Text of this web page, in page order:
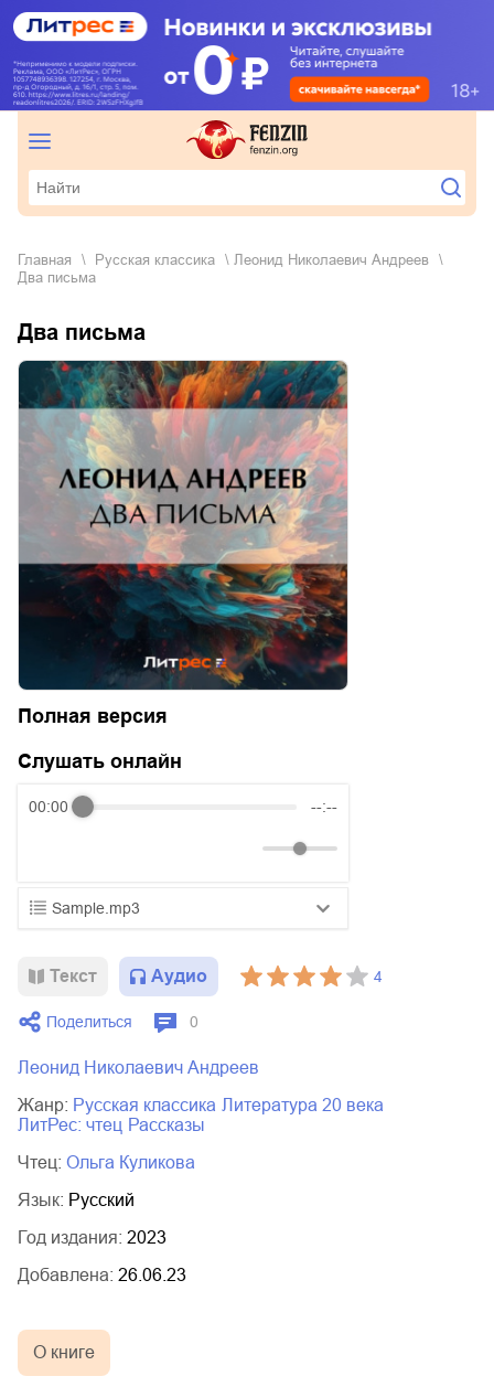
Главная русская классика
Леонид Николаевич Андреев
Два письма
Два письма
Полная версия
Слушать онлайн
00:00 --:--
Sample.mp3
02.mp3 20:50
03.mp3
Текст Аудио 4
Поделиться 0
Леонид Николаевич Андреев
Жанр:
русская классика
литература 20 века
ЛитРес: чтец
рассказы
Чтец:
Ольга Куликова
Язык: Русский
Год издания: 2023
Добавлена: 26.06.23
О книге